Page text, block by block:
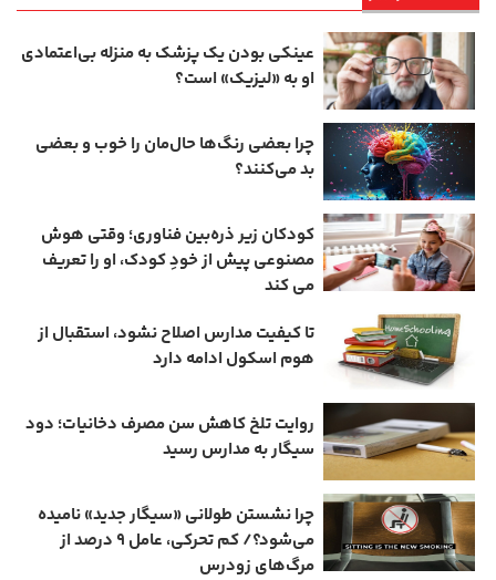
عینکی‌ بودن یک پزشک به منزله بی‌اعتمادی
او به «لیزیک» است؟
چرا بعضی رنگ‌ها حال‌مان را خوب و بعضی
بد می‌کنند؟
کودکان زیر ذره‌بین فناوری؛ وقتی هوش
مصنوعی پیش از خودِ کودک، او را تعریف
می ‌کند
تا کیفیت مدارس اصلاح نشود، استقبال از
هوم ‌اسکول ادامه دارد
روایت تلخ کاهش سن مصرف دخانیات؛ دود
سیگار به مدارس رسید
چرا نشستن طولانی «سیگار جدید» نامیده
می‌شود؟/ کم‌ تحرکی، عامل ۹ درصد از
مرگ‌های زودرس